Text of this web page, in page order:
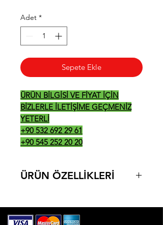
Adet *
Sepete Ekle
ÜRÜN BİLGİSİ VE FİYAT İÇİN
BİZLERLE İLETİŞİME GEÇMENİZ
YETERLİ
+90 532 692 29 61
+90 545 252 20 20
ÜRÜN ÖZELLİKLERİ
-ÜRÜN ÖLÇÜLERİ: 400*700*300
- YAKIT: DOĞALGAZ